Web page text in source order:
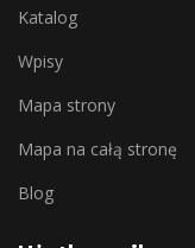
Katalog
Wpisy
Mapa strony
Mapa na całą stronę
Blog